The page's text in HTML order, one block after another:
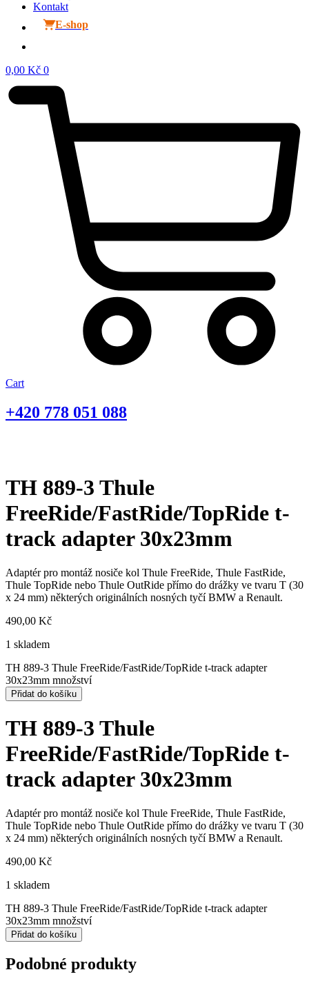
Kontakt
E-shop
0,00 Kč 0
Cart
+420 778 051 088
TH 889-3 Thule
FreeRide/FastRide/TopRide t-
track adapter 30x23mm
Adaptér pro montáž nosiče kol Thule FreeRide, Thule FastRide,
Thule TopRide nebo Thule OutRide přímo do drážky ve tvaru T (30
x 24 mm) některých originálních nosných tyčí BMW a Renault.
490,00 Kč
1 skladem
TH 889-3 Thule FreeRide/FastRide/TopRide t-track adapter
30x23mm množství
Přidat do košíku
TH 889-3 Thule
FreeRide/FastRide/TopRide t-
track adapter 30x23mm
Adaptér pro montáž nosiče kol Thule FreeRide, Thule FastRide,
Thule TopRide nebo Thule OutRide přímo do drážky ve tvaru T (30
x 24 mm) některých originálních nosných tyčí BMW a Renault.
490,00 Kč
1 skladem
TH 889-3 Thule FreeRide/FastRide/TopRide t-track adapter
30x23mm množství
Přidat do košíku
Podobné produkty